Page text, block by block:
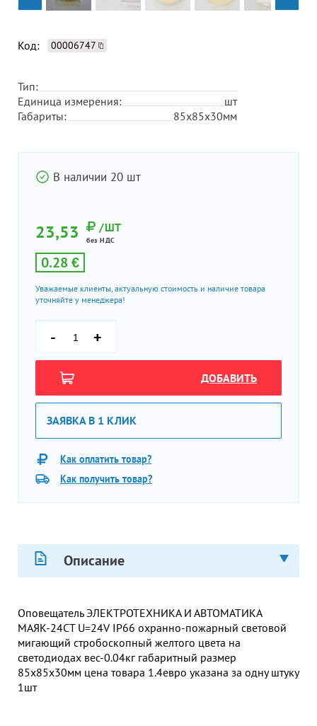
Код: 00006747
Тип:
Единица измерения:
шт
Габариты:
85х85х30мм
В наличии 20 шт
23,53 /ШТ
без НДС
0.28 €
Уважаемые клиенты, актуальную стоимость и наличие товара
уточняйте у менеджера!
- +
ДОБАВИТЬ
ЗАЯВКА В 1 КЛИК
Как оплатить товар?
Как получить товар?
Описание
Оповещатель ЭЛЕКТРОТЕХНИКА И АВТОМАТИКА
МАЯК-24СТ U=24V IP66 охранно-пожарный световой
мигающий стробоскопный желтого цвета на
светодиодах вес-0.04кг габаритный размер
85х85х30мм цена товара 1.4евро указана за одну штуку
1шт